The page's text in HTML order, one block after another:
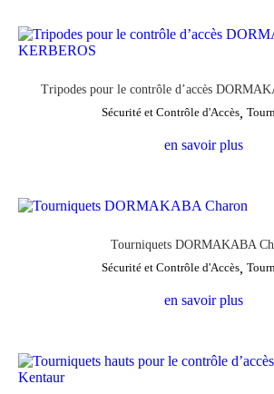
Tripodes pour le contrôle d’accès
Sécurité et Contrôle d'Accès,
en savoir plus
Tourniquets DORMAKABA
Sécurité et Contrôle d'Accès,
en savoir plus